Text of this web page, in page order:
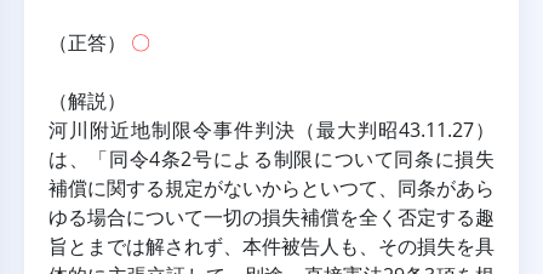
（正答） 〇
（解説）
河川附近地制限令事件判決（最大判昭43.11.27）
は、「同令4条2号による制限について同条に損失
補償に関する規定がないからといつて、同条があら
ゆる場合について一切の損失補償を全く否定する趣
旨とまでは解されず、本件被告人も、その損失を具